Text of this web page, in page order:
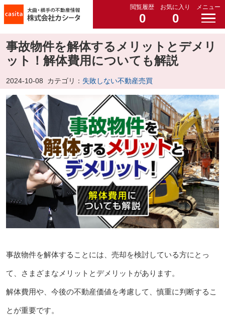
閲覧履歴
0
お気に入り
0
メニュー
事故物件を解体するメリットとデメリ
ット！解体費用についても解説
2024-10-08 カテゴリ： 失敗しない不動産売買
事故物件を解体することには、売却を検討している方にとっ
て、さまざまなメリットとデメリットがあります。
解体費用や、今後の不動産価値を考慮して、慎重に判断するこ
とが重要です。